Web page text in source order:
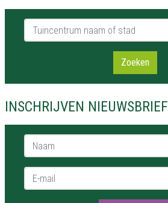
Tuincentrum naam of stad
Zoeken
INSCHRIJVEN NIEUWSBRIEF
Naam *
E-mail *